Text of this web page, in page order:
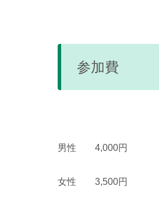
参加費
男性 4,000円
女性 3,500円